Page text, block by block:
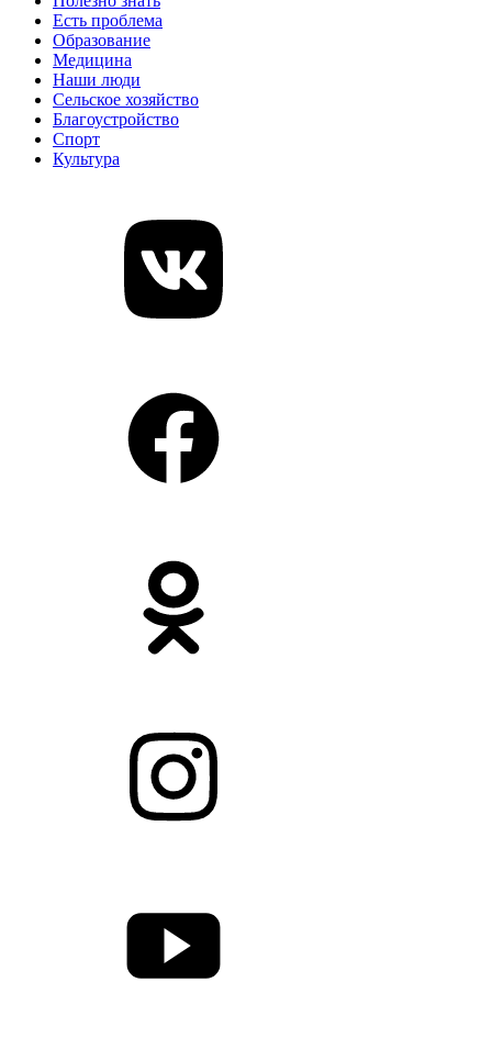
Есть проблема
Образование
Медицина
Наши люди
Сельское хозяйство
Благоустройство
Спорт
Культура